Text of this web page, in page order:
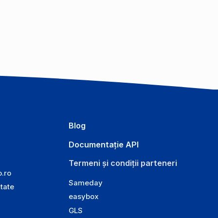
Blog
Documentație API
Termeni și condiții parteneri
Sameday
easybox
GLS